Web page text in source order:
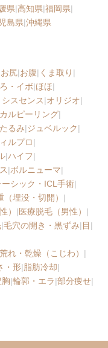
県|高知県|福岡県|
島県|沖縄県
お尻|お腹| くま取り |
・イボ|ほほ|
シスセンス|オリジオ|
ルピーリング|
るみ|ジュベルック|
ルプロ|
|ハイフ|
|ボルニューマ|
ーシック・ICL手術|
（埋没・切開） |
） |医療脱毛（男性） |
|毛穴の開き・黒ずみ|目 |
れ・乾燥（こじわ） |
・形|脂肪冷却|
胸|輪郭・エラ|部分痩せ|